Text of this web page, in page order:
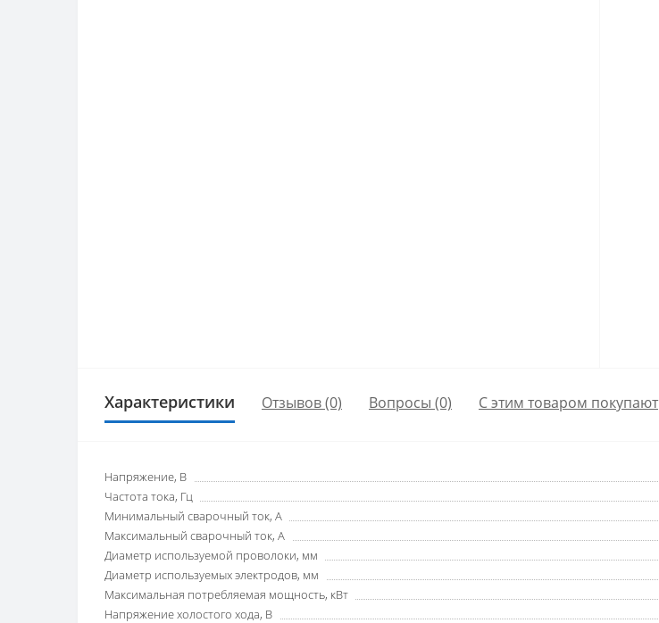
Характеристики Отзывов (0) Вопросы (0) С этим товаром покупают
Напряжение, В
Частота тока, Гц
Минимальный сварочный ток, А
Максимальный сварочный ток, А
Диаметр используемой проволоки, мм
Диаметр используемых электродов, мм
Максимальная потребляемая мощность, кВт
Напряжение холостого хода, В